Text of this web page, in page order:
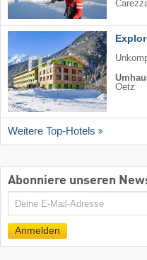
Oetz
Weitere Top-Hotels
Abonniere unseren
E-
Anmelden